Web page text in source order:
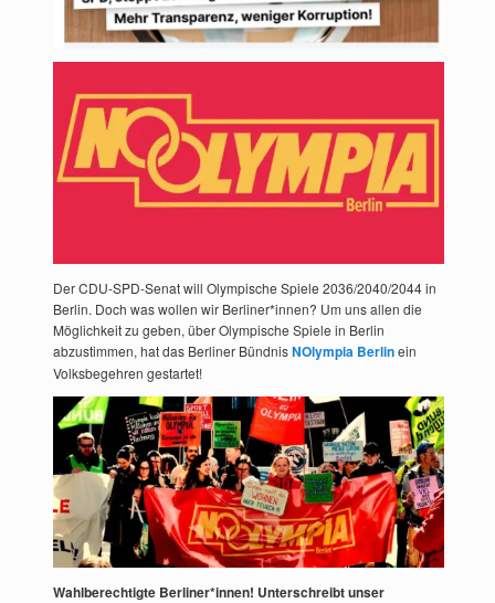
Der CDU-SPD-Senat will Olympische Spiele 2036/2040/2044 in
Berlin. Doch was wollen wir Berliner*innen? Um uns allen die
Möglichkeit zu geben, über Olympische Spiele in Berlin
abzustimmen, hat das Berliner BündnisNOlympia Berlinein
Volksbegehren gestartet!
Wahlberechtigte Berliner*innen! Unterschreibt unser